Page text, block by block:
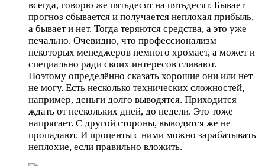
всегда, говорю же пятьдесят на пятьдесят. Бывает
прогноз сбывается и получается неплохая прибыль,
а бывает и нет. Тогда теряются средства, а это уже
печально. Очевидно, что профессионализм
некоторых менеджеров немного хромает, а может и
специально ради своих интересов сливают.
Поэтому определённо сказать хорошие они или нет
не могу. Есть несколько технических сложностей,
например, деньги долго выводятся. Приходится
ждать от нескольких дней, до недели. Это тоже
напрягает. С другой стороны, выводятся же не
пропадают. И проценты с ними можно зарабатывать
неплохие, если правильно вложить.